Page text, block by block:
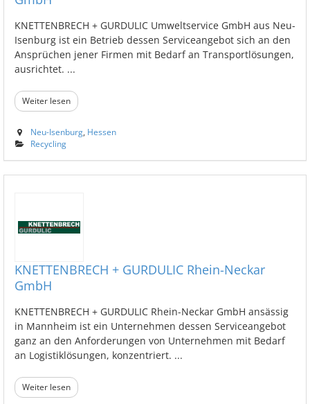
KNETTENBRECH + GURDULIC Umweltservice GmbH aus Neu-
Isenburg ist ein Betrieb dessen Serviceangebot sich an den
Ansprüchen jener Firmen mit Bedarf an Transportlösungen,
ausrichtet. ...
Weiter lesen
Neu-Isenburg Hessen
Recycling
KNETTENBRECH + GURDULIC Rhein-Neckar
GmbH
KNETTENBRECH + GURDULIC Rhein-Neckar GmbH ansässig
in Mannheim ist ein Unternehmen dessen Serviceangebot
ganz an den Anforderungen von Unternehmen mit Bedarf
an Logistiklösungen, konzentriert. ...
Weiter lesen